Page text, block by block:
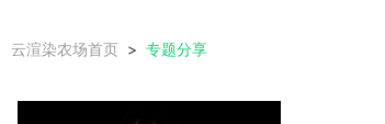
云渲染农场首页 专题分享